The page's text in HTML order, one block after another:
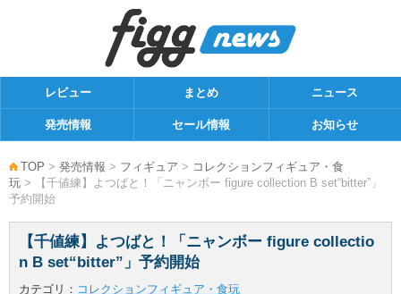
レビュー まとめ ニュース
発売情報 セール情報 お知らせ
TOP > 発売情報 > フィギュア > コレクションフィギュア・食
玩 > 【千値練】よつばと！「ニャンボー figure collection B set“bitter”」
予約開始
【千値練】よつばと！「ニャンボー figure collectio
n B set“bitter”」予約開始
カテゴリ： コレクションフィギュア・食玩